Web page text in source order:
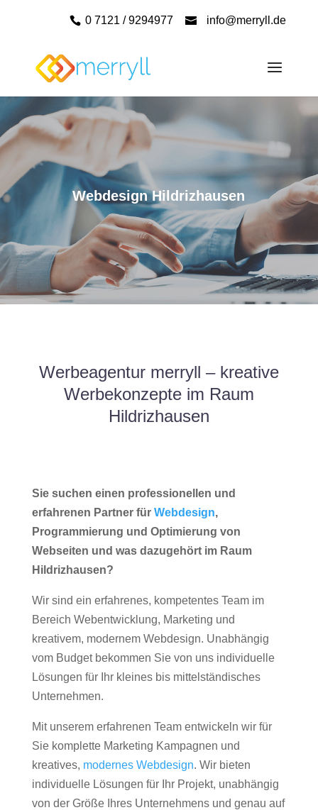
0 7121 / 9294977 info@merryll.de
Webdesign Hildrizhausen
Werbeagentur merryll – kreative
Werbekonzepte im Raum
Hildrizhausen
Sie suchen einen professionellen und
erfahrenen Partner für Webdesign,
Programmierung und Optimierung von
Webseiten und was dazugehört im Raum
Hildrizhausen?
Wir sind ein erfahrenes, kompetentes Team im
Bereich Webentwicklung, Marketing und
kreativem, modernem Webdesign. Unabhängig
vom Budget bekommen Sie von uns individuelle
Lösungen für Ihr kleines bis mittelständisches
Unternehmen.
Mit unserem erfahrenen Team entwickeln wir für
Sie komplette Marketing Kampagnen und
kreatives, modernes Webdesign. Wir bieten
individuelle Lösungen für Ihr Projekt, unabhängig
von der Größe Ihres Unternehmens und genau auf